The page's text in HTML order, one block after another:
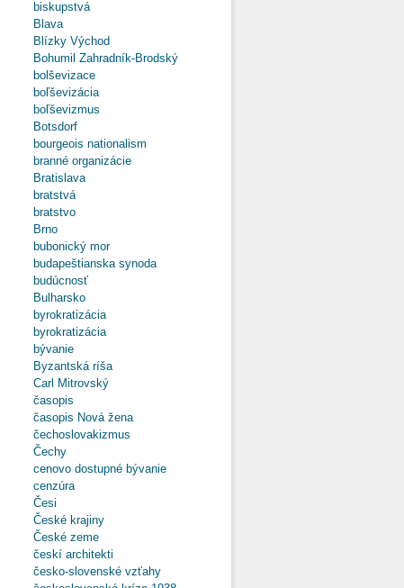
biskupstvá
Blava
Blízky Východ
Bohumil Zahradník-Brodský
bolševizace
boľševizácia
boľševizmus
Botsdorf
bourgeois nationalism
branné organizácie
Bratislava
bratstvá
bratstvo
Brno
bubonický mor
budapeštianska synoda
budúcnosť
Bulharsko
byrokratizácia
byrokratizácia
bývanie
Byzantská ríša
Carl Mitrovský
časopis
časopis Nová žena
čechoslovakizmus
Čechy
cenovo dostupné bývanie
cenzúra
Česi
České krajiny
České zeme
českí architekti
česko-slovenské vzťahy